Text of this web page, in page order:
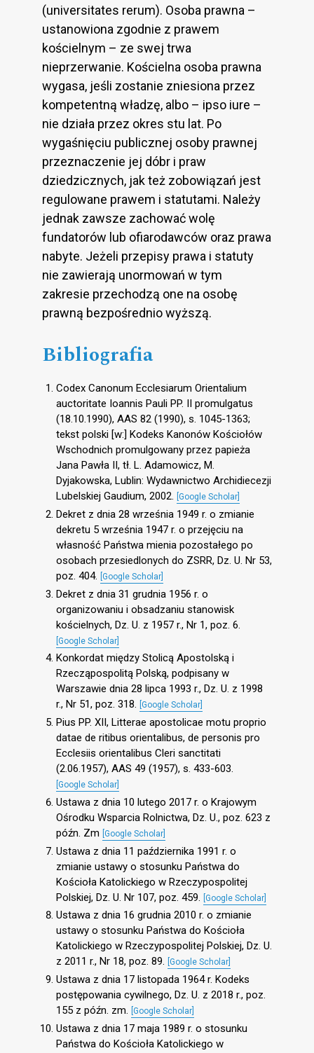
(universitates rerum). Osoba prawna –
ustanowiona zgodnie z prawem
kościelnym – ze swej trwa
nieprzerwanie. Kościelna osoba prawna
wygasa, jeśli zostanie zniesiona przez
kompetentną władzę, albo – ipso iure –
nie działa przez okres stu lat. Po
wygaśnięciu publicznej osoby prawnej
przeznaczenie jej dóbr i praw
dziedzicznych, jak też zobowiązań jest
regulowane prawem i statutami. Należy
jednak zawsze zachować wolę
fundatorów lub ofiarodawców oraz prawa
nabyte. Jeżeli przepisy prawa i statuty
nie zawierają unormowań w tym
zakresie przechodzą one na osobę
prawną bezpośrednio wyższą.
Bibliografia
Codex Canonum Ecclesiarum Orientalium
auctoritate Ioannis Pauli PP. II promulgatus
(18.10.1990), AAS 82 (1990), s. 1045-1363;
tekst polski [w:] Kodeks Kanonów Kościołów
Wschodnich promulgowany przez papieża
Jana Pawła II, tł. L. Adamowicz, M.
Dyjakowska, Lublin: Wydawnictwo Archidiecezji
Lubelskiej Gaudium, 2002. [Google Scholar]
Dekret z dnia 28 września 1949 r. o zmianie
dekretu 5 września 1947 r. o przejęciu na
własność Państwa mienia pozostałego po
osobach przesiedlonych do ZSRR, Dz. U. Nr 53,
poz. 404. [Google Scholar]
Dekret z dnia 31 grudnia 1956 r. o
organizowaniu i obsadzaniu stanowisk
kościelnych, Dz. U. z 1957 r., Nr 1, poz. 6.
[Google Scholar]
Konkordat między Stolicą Apostolską i
Rzecząpospolitą Polską, podpisany w
Warszawie dnia 28 lipca 1993 r., Dz. U. z 1998
r., Nr 51, poz. 318. [Google Scholar]
Pius PP. XII, Litterae apostolicae motu proprio
datae de ritibus orientalibus, de personis pro
Ecclesiis orientalibus Cleri sanctitati
(2.06.1957), AAS 49 (1957), s. 433-603.
[Google Scholar]
Ustawa z dnia 10 lutego 2017 r. o Krajowym
Ośrodku Wsparcia Rolnictwa, Dz. U., poz. 623 z
późn. Zm [Google Scholar]
Ustawa z dnia 11 października 1991 r. o
zmianie ustawy o stosunku Państwa do
Kościoła Katolickiego w Rzeczypospolitej
Polskiej, Dz. U. Nr 107, poz. 459.
[Google Scholar]
Ustawa z dnia 16 grudnia 2010 r. o zmianie
ustawy o stosunku Państwa do Kościoła
Katolickiego w Rzeczypospolitej Polskiej, Dz. U.
z 2011 r., Nr 18, poz. 89. [Google Scholar]
Ustawa z dnia 17 listopada 1964 r. Kodeks
postępowania cywilnego, Dz. U. z 2018 r., poz.
155 z późn. zm. [Google Scholar]
Ustawa z dnia 17 maja 1989 r. o stosunku
Państwa do Kościoła Katolickiego w